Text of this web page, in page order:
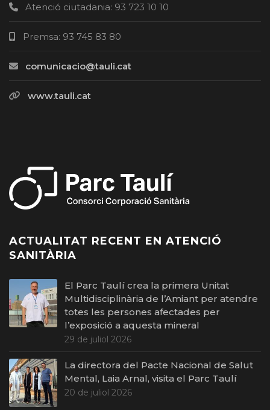
Atenció ciutadania: 93 723 10 10
Premsa: 93 745 83 80
comunicacio@tauli.cat
www.tauli.cat
ACTUALITAT RECENT EN ATENCIÓ
SANITÀRIA
El Parc Taulí crea la primera Unitat
Multidisciplinària de l’Amiant per atendre
totes les persones afectades per
l’exposició a aquesta mineral
29 de juliol 2026
La directora del Pacte Nacional de Salut
Mental, Laia Arnal, visita el Parc Taulí
20 de juliol 2026